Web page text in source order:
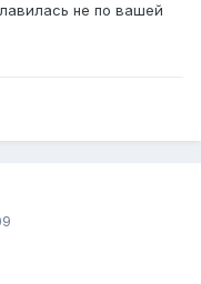
не по вашей